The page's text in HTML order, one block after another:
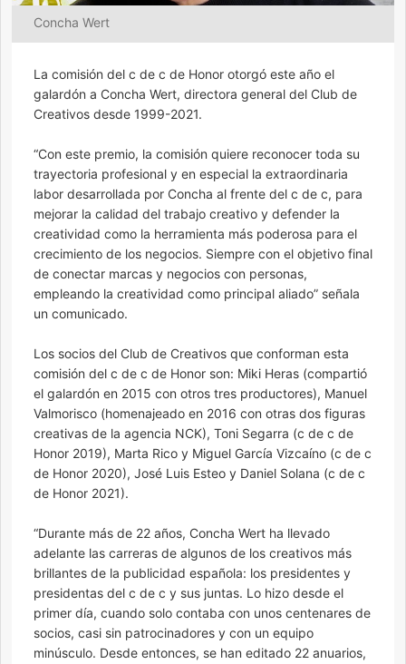
Concha Wert
La comisión del c de c de Honor otorgó este año el
galardón a Concha Wert, directora general del Club de
Creativos desde 1999-2021.
“Con este premio, la comisión quiere reconocer toda su
trayectoria profesional y en especial la extraordinaria
labor desarrollada por Concha al frente del c de c, para
mejorar la calidad del trabajo creativo y defender la
creatividad como la herramienta más poderosa para el
crecimiento de los negocios. Siempre con el objetivo final
de conectar marcas y negocios con personas,
empleando la creatividad como principal aliado” señala
un comunicado.
Los socios del Club de Creativos que conforman esta
comisión del c de c de Honor son: Miki Heras (compartió
el galardón en 2015 con otros tres productores), Manuel
Valmorisco (homenajeado en 2016 con otras dos figuras
creativas de la agencia NCK), Toni Segarra (c de c de
Honor 2019), Marta Rico y Miguel García Vizcaíno (c de c
de Honor 2020), José Luis Esteo y Daniel Solana (c de c
de Honor 2021).
“Durante más de 22 años, Concha Wert ha llevado
adelante las carreras de algunos de los creativos más
brillantes de la publicidad española: los presidentes y
presidentas del c de c y sus juntas. Lo hizo desde el
primer día, cuando solo contaba con unos centenares de
socios, casi sin patrocinadores y con un equipo
minúsculo. Desde entonces, se han editado 22 anuarios,